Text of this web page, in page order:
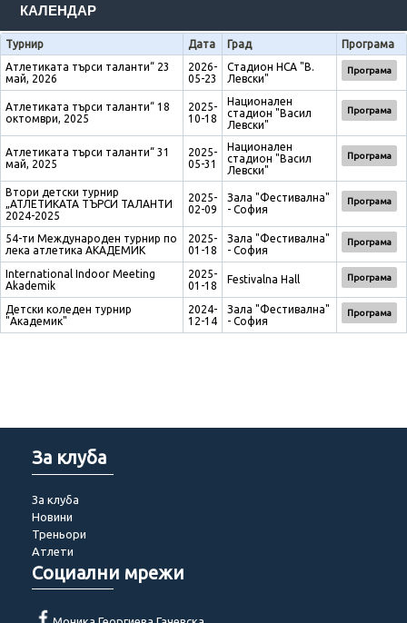
КАЛЕНДАР
Турнир Дата Град
Програма
Атлетиката търси таланти“ 23
май, 2026
2026-
05-23
Стадион НСА "В.
Левски"
Програма
Атлетиката търси таланти“ 18
октомври, 2025
2025-
10-18
Национален
стадион "Васил
Левски"
Програма
Атлетиката търси таланти“ 31
май, 2025
2025-
05-31
Национален
стадион "Васил
Левски"
Програма
Втори детски турнир
„АТЛЕТИКАТА ТЪРСИ ТАЛАНТИ
2024-2025
2025-
02-09
Зала "Фестивална"
- София
Програма
54-ти Международен турнир по
лека атлетика АКАДЕМИК
2025-
01-18
Зала "Фестивална"
- София
Програма
International Indoor Meeting
Akademik
2025-
01-18
Festivalna Hall Програма
Детски коледен турнир
"Академик"
2024-
12-14
Зала "Фестивална"
- София
Програма
За клуба
За клуба
Новини
Треньори
Атлети
Социални мрежи